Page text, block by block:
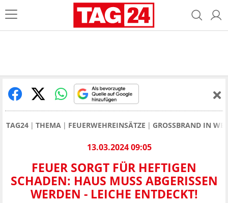
TAG24 THEMA FEUERWEHREINSÄTZE GROSSBRAND IN
13.03.2024 09:05
FEUER SORGT FÜR HEFTIGEN
SCHADEN: HAUS MUSS ABGERISSEN
WERDEN - LEICHE ENTDECKT!